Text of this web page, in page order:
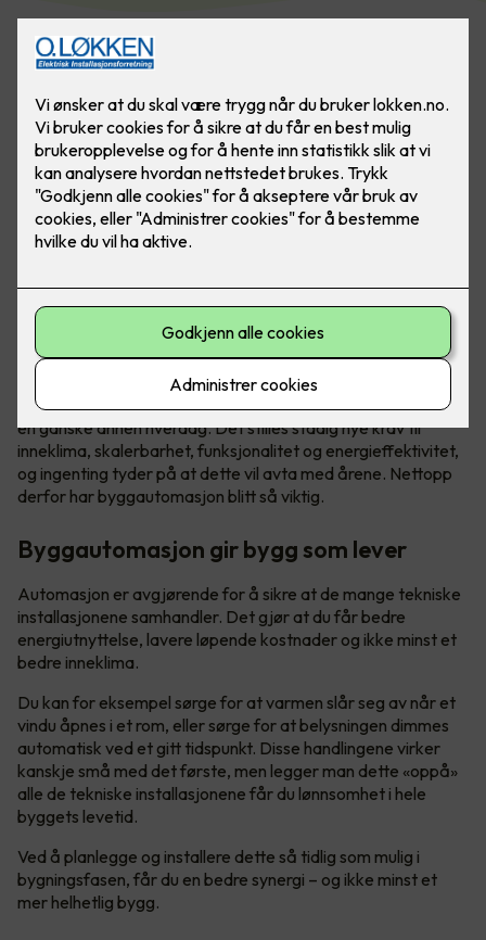
Høye strømpriser, og stadig større fokus på
energibesparelse, har gjort at flere norske bedrifter har fått
en ganske annen hverdag. Det stilles stadig nye krav til
inneklima, skalerbarhet, funksjonalitet og energieffektivitet,
og ingenting tyder på at dette vil avta med årene. Nettopp
derfor har byggautomasjon blitt så viktig.
Byggautomasjon gir bygg som lever
Automasjon er avgjørende for å sikre at de mange tekniske
installasjonene samhandler. Det gjør at du får bedre
energiutnyttelse, lavere løpende kostnader og ikke minst et
bedre inneklima.
Du kan for eksempel sørge for at varmen slår seg av når et
vindu åpnes i et rom, eller sørge for at belysningen dimmes
automatisk ved et gitt tidspunkt. Disse handlingene virker
kanskje små med det første, men legger man dette «oppå»
alle de tekniske installasjonene får du lønnsomhet i hele
byggets levetid.
Ved å planlegge og installere dette så tidlig som mulig i
bygningsfasen, får du en bedre synergi – og ikke minst et
mer helhetlig bygg.